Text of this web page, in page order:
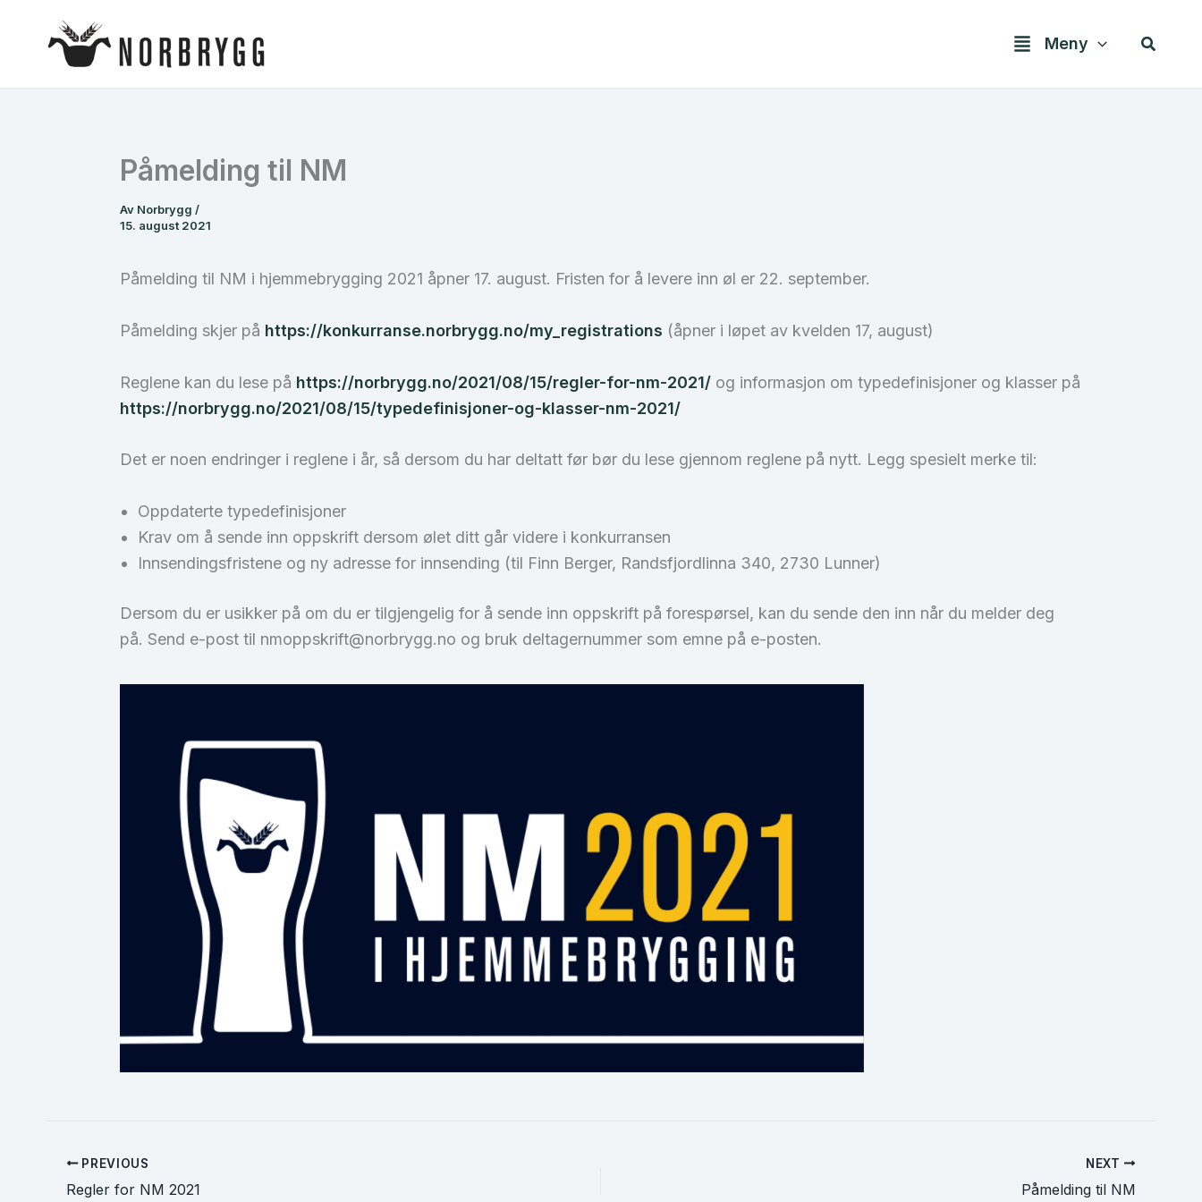
Meny Søk
Påmelding til NM
Av Norbrygg /
15. august 2021
Påmelding til NM i hjemmebrygging 2021 åpner 17. august. Fristen for å levere inn øl er 22. september.
Påmelding skjer på https://konkurranse.norbrygg.no/my_registrations (åpner i løpet av kvelden 17, august)
Reglene kan du lese på https://norbrygg.no/2021/08/15/regler-for-nm-2021/ og informasjon om typedefinisjoner og klasser på
https://norbrygg.no/2021/08/15/typedefinisjoner-og-klasser-nm-2021/
Det er noen endringer i reglene i år, så dersom du har deltatt før bør du lese gjennom reglene på nytt. Legg spesielt merke til:
Oppdaterte typedefinisjoner
Krav om å sende inn oppskrift dersom ølet ditt går videre i konkurransen
Innsendingsfristene og ny adresse for innsending (til Finn Berger, Randsfjordlinna 340, 2730 Lunner)
Dersom du er usikker på om du er tilgjengelig for å sende inn oppskrift på forespørsel, kan du sende den inn når du melder deg
på. Send e-post til nmoppskrift@norbrygg.no og bruk deltagernummer som emne på e-posten.
PREVIOUS
Regler for NM 2021
NEXT
Påmelding til NM